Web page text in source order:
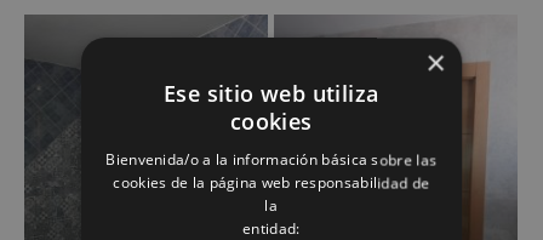
×
Ese sitio web utiliza
cookies
Bienvenida/o a la información básica sobre las
cookies de la página web responsabilidad de
la
entidad: